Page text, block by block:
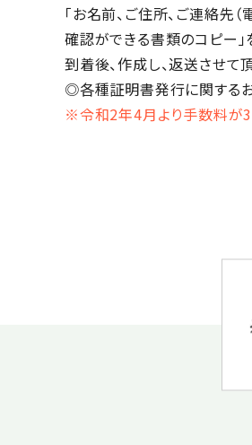
「お名前、ご住所、ご連絡先
確認ができる書類のコピー
到着後、作成し、返送させて
◎各種証明書発行に関する
※令和2年4月より手数料が